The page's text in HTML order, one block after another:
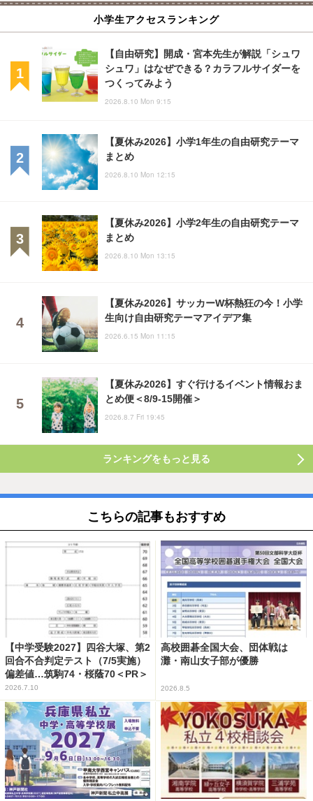
小学生アクセスランキング
【自由研究】開成・宮本先生が解説「シュワ
シュワ」はなぜできる？カラフルサイダーを
つくってみよう
2026.8.10 Mon 9:15
【夏休み2026】小学1年生の自由研究テーマ
まとめ
2026.8.10 Mon 12:15
【夏休み2026】小学2年生の自由研究テーマ
まとめ
2026.8.10 Mon 13:15
【夏休み2026】サッカーW杯熱狂の今！小学
生向け自由研究テーマアイデア集
2026.6.15 Mon 11:15
【夏休み2026】すぐ行けるイベント情報おま
とめ便＜8/9-15開催＞
2026.8.7 Fri 19:45
ランキングをもっと見る
こちらの記事もおすすめ
【中学受験2027】四谷大塚、第2
回合不合判定テスト（7/5実施）
偏差値…筑駒74・桜蔭70＜PR＞
2026.7.10
高校囲碁全国大会、団体戦は
灘・南山女子部が優勝
2026.8.5